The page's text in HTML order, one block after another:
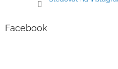
Facebook